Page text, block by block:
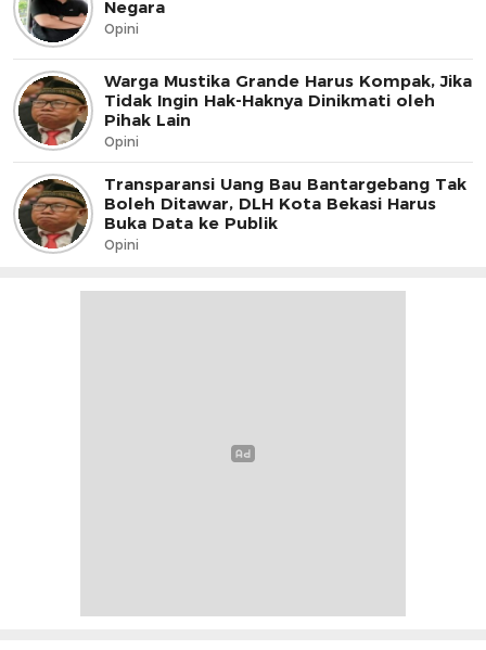
Negara
Opini
Warga Mustika Grande Harus Kompak, Jika
Tidak Ingin Hak-Haknya Dinikmati oleh
Pihak Lain
Opini
Transparansi Uang Bau Bantargebang Tak
Boleh Ditawar, DLH Kota Bekasi Harus
Buka Data ke Publik
Opini